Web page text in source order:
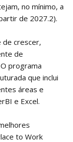
no mínimo, a
de 2027.2).
de crescer,
de
programa
que inclui
áreas e
e Excel.
to Work